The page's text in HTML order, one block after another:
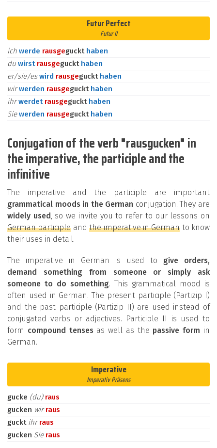
Futur Perfect
Futur II
ich werde rausgeguckt haben
du wirst rausgeguckt haben
er/sie/eswird rausgeguckt haben
wirwerden rausgeguckt haben
ihrwerdet rausgeguckt haben
Siewerden rausgeguckt haben
Conjugation of the verb "rausgucken" in
the imperative, the participle and the
infinitive
The imperative and the participle are important
grammatical moods in the German conjugation. They are
widely used, so we invite you to refer to our lessons on
German participle andthe imperative in German to know
their uses in detail.
The imperative in German is used to give orders,
demand something from someone or simply ask
someone to do something. This grammatical mood is
often used in German. The present participle (Partizip I)
and the past participle (Partizip II) are used instead of
conjugated verbs or adjectives. Participle II is used to
form compound tenses as well as the passive form in
German.
Imperative
Imperativ Präsens
gucke (du) raus
gucken wirraus
guckt ihrraus
gucken Sie raus